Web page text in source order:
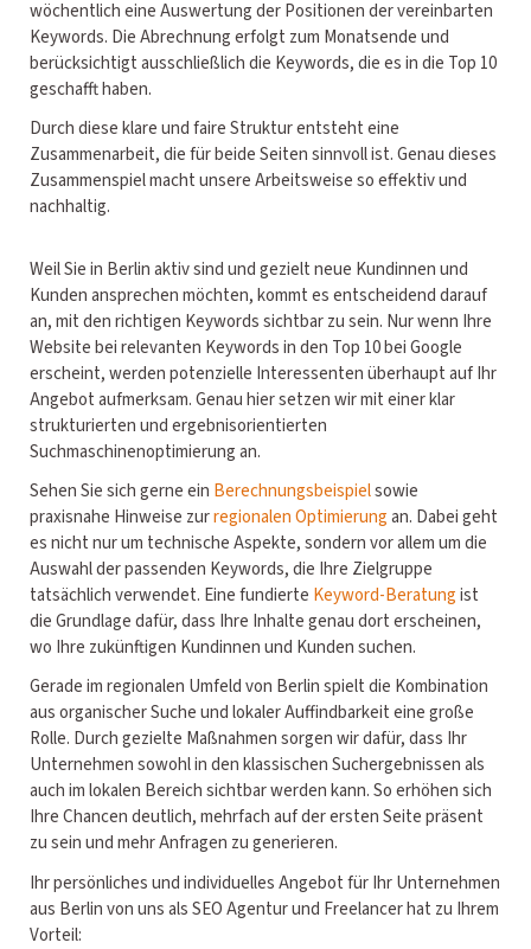
wöchentlich eine Auswertung der Positionen der vereinbarten
Keywords. Die Abrechnung erfolgt zum Monatsende und
berücksichtigt ausschließlich die Keywords, die es in die Top 10
geschafft haben.
Durch diese klare und faire Struktur entsteht eine
Zusammenarbeit, die für beide Seiten sinnvoll ist. Genau dieses
Zusammenspiel macht unsere Arbeitsweise so effektiv und
nachhaltig.
Weil Sie in Berlin aktiv sind und gezielt neue Kundinnen und
Kunden ansprechen möchten, kommt es entscheidend darauf
an, mit den richtigen Keywords sichtbar zu sein. Nur wenn Ihre
Website bei relevanten Keywords in den Top 10 bei Google
erscheint, werden potenzielle Interessenten überhaupt auf Ihr
Angebot aufmerksam. Genau hier setzen wir mit einer klar
strukturierten und ergebnisorientierten
Suchmaschinenoptimierung an.
Sehen Sie sich gerne ein Berechnungsbeispielsowie
praxisnahe Hinweise zurregionalen Optimierungan. Dabei geht
es nicht nur um technische Aspekte, sondern vor allem um die
Auswahl der passenden Keywords, die Ihre Zielgruppe
tatsächlich verwendet. Eine fundierte Keyword-Beratungist
die Grundlage dafür, dass Ihre Inhalte genau dort erscheinen,
wo Ihre zukünftigen Kundinnen und Kunden suchen.
Gerade im regionalen Umfeld von Berlin spielt die Kombination
aus organischer Suche und lokaler Auffindbarkeit eine große
Rolle. Durch gezielte Maßnahmen sorgen wir dafür, dass Ihr
Unternehmen sowohl in den klassischen Suchergebnissen als
auch im lokalen Bereich sichtbar werden kann. So erhöhen sich
Ihre Chancen deutlich, mehrfach auf der ersten Seite präsent
zu sein und mehr Anfragen zu generieren.
Ihr persönliches und individuelles Angebot für Ihr Unternehmen
aus Berlin von uns als SEO Agentur und Freelancer hat zu Ihrem
Vorteil: